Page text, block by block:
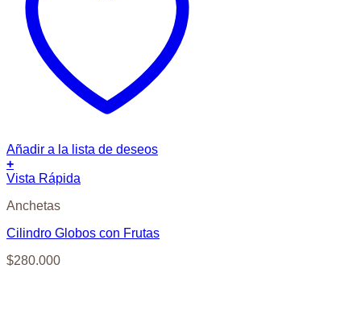
Añadir a la lista de deseos
+
Vista Rápida
Anchetas
Cilindro Globos con Frutas
$280.000